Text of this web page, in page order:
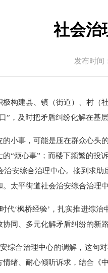
社会治
发布时间
极构建县、镇（街道）、村（
”，及时把矛盾纠纷化解在基
的小事，可能是压在群众心
“烦心事”；而楼下频繁的投
治安综合治理中心。接到求
太平街道社会治安综合治理
代‘枫桥经验’，扎实推进综
协同、多元化解矛盾纠纷的新
综合治理中心的调解，这句
情绪、耐心倾听诉求，结合《